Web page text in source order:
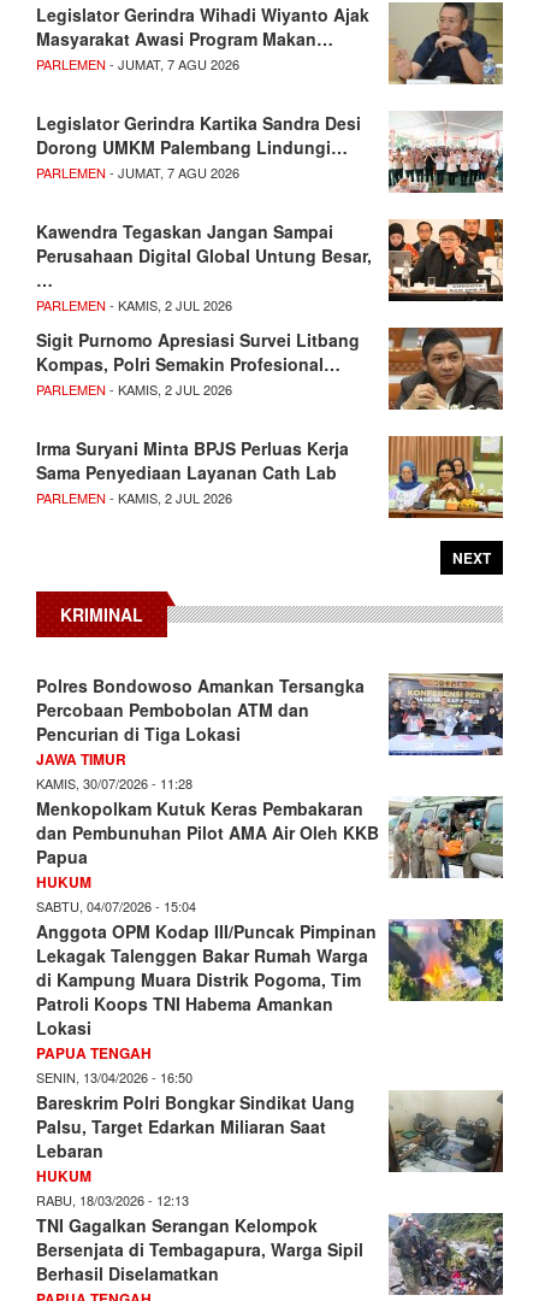
Legislator Gerindra Wihadi Wiyanto Ajak
Masyarakat Awasi Program Makan…
PARLEMEN - JUMAT, 7 AGU 2026
Legislator Gerindra Kartika Sandra Desi
Dorong UMKM Palembang Lindungi…
PARLEMEN - JUMAT, 7 AGU 2026
Kawendra Tegaskan Jangan Sampai
Perusahaan Digital Global Untung Besar,
…
PARLEMEN - KAMIS, 2 JUL 2026
Sigit Purnomo Apresiasi Survei Litbang
Kompas, Polri Semakin Profesional…
PARLEMEN - KAMIS, 2 JUL 2026
Irma Suryani Minta BPJS Perluas Kerja
Sama Penyediaan Layanan Cath Lab
PARLEMEN - KAMIS, 2 JUL 2026
NEXT
KRIMINAL
Polres Bondowoso Amankan Tersangka
Percobaan Pembobolan ATM dan
Pencurian di Tiga Lokasi
JAWA TIMUR
KAMIS, 30/07/2026 - 11:28
Menkopolkam Kutuk Keras Pembakaran
dan Pembunuhan Pilot AMA Air Oleh KKB
Papua
HUKUM
SABTU, 04/07/2026 - 15:04
Anggota OPM Kodap III/Puncak Pimpinan
Lekagak Talenggen Bakar Rumah Warga
di Kampung Muara Distrik Pogoma, Tim
Patroli Koops TNI Habema Amankan
Lokasi
PAPUA TENGAH
SENIN, 13/04/2026 - 16:50
Bareskrim Polri Bongkar Sindikat Uang
Palsu, Target Edarkan Miliaran Saat
Lebaran
HUKUM
RABU, 18/03/2026 - 12:13
TNI Gagalkan Serangan Kelompok
Bersenjata di Tembagapura, Warga Sipil
Berhasil Diselamatkan